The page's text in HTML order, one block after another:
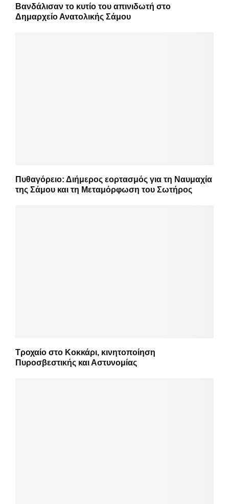
Βανδάλισαν το κυτίο του απινιδωτή στο
Δημαρχείο Ανατολικής Σάμου
Πυθαγόρειο: Διήμερος εορτασμός για τη Ναυμαχία
της Σάμου και τη Μεταμόρφωση του Σωτήρος
Τροχαίο στο Κοκκάρι, κινητοποίηση
Πυροσβεστικής και Αστυνομίας